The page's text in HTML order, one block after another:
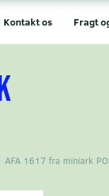
Fragt
Kontakt os
AFA 1617 fra miniark